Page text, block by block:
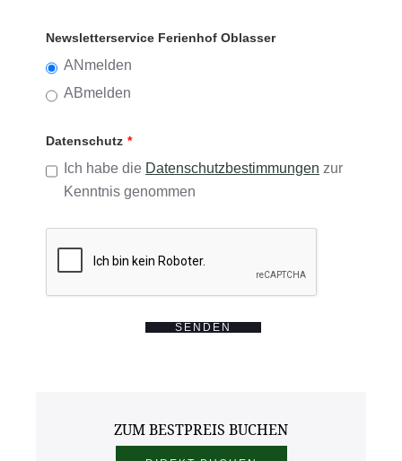
Newsletterservice Ferienhof Oblasser
ANmelden
ABmelden
Datenschutz *
Ich habe die Datenschutzbestimmungen zur
Kenntnis genommen
SENDEN
ZUM BESTPREIS BUCHEN